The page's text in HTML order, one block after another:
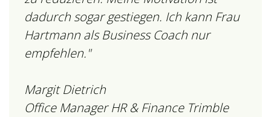
dadurch sogar gestiegen. Ich kann Frau
Hartmann als Business Coach nur
empfehlen."
Margit Dietrich
Office Manager HR & Finance Trimble